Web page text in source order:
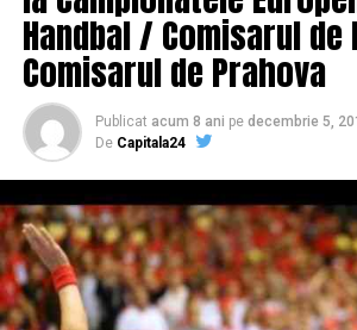
Handbal / Comisarul de
Comisarul de Prahova
Publicat acum 8 ani pe decembrie 5,
De Capitala24